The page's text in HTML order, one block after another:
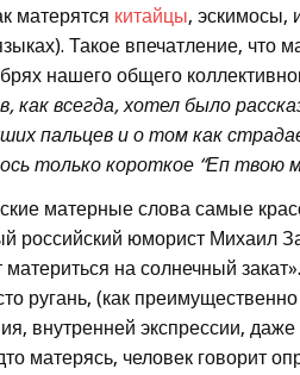
матерятся китайцы, эскимосы,
Такое впечатление, что
нашего общего
как всегда, хотел было
пальцев и о том как
только короткое “Еп твою
матерные слова самые
российский юморист Михаил
на солнечный
ругань, (как
внутренней экспрессии,
матерясь, человек говорит